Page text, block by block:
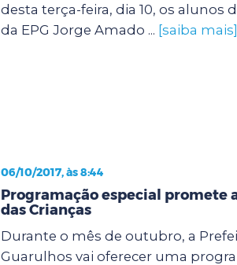
desta terça-feira, dia 10, os alunos
da EPG Jorge Amado ... [saiba mais]
06/10/2017, às 8:44
Programação especial promete
das Crianças
Durante o mês de outubro, a
Guarulhos vai oferecer uma